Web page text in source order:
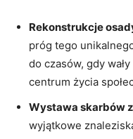
Rekonstrukcje
próg tego
do czasów, gdy
centrum⁣ życia
Wystawa ⁢skarbów
wyjątkowe‌